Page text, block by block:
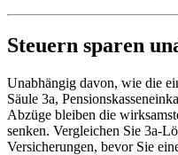
Steuern sparen
Unabhängig davon, wie die
Säule 3a,
Abzüge bleiben die
senken. Vergleichen Sie 3a-
Versicherungen, bevor Sie